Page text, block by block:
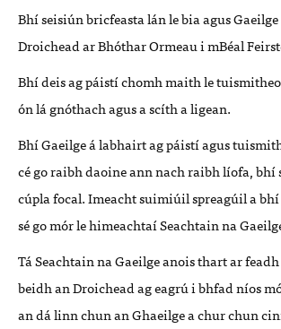
Bhí seisiún bricfeasta lán le bia agus
Droichead ar Bhóthar Ormeau i mBéal
Bhí deis ag páistí chomh maith le
ón lá gnóthach agus a scíth a ligean.
Bhí Gaeilge á labhairt ag páistí agus
cé go raibh daoine ann nach raibh líofa,
cúpla focal. Imeacht suimiúil spreagúil a
sé go mór le himeachtaí Seachtain na
Tá Seachtain na Gaeilge anois thart ar
beidh an Droichead ag eagrú i bhfad níos
an dá linn chun an Ghaeilge a chur chun